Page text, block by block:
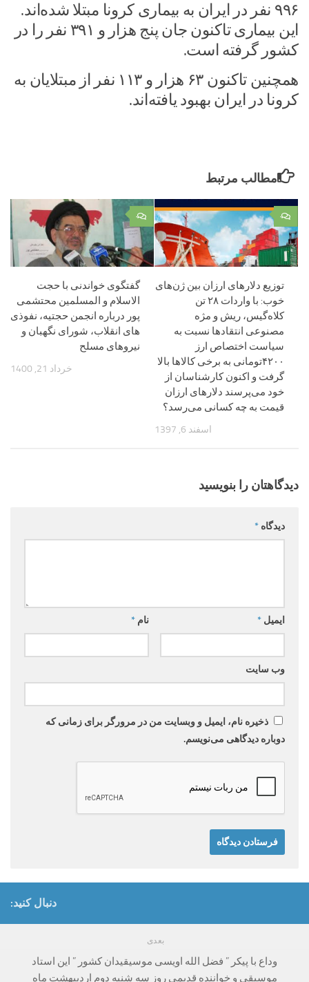
۹۹۶ نفر در ایران به بیماری کرونا مبتلا شده‌اند.
این بیماری تاکنون جان پنج هزار و ۳۹۱ نفر را در
کشور گرفته است.
همچنین تاکنون ۶۳ هزار و ۱۱۳ نفر از مبتلایان به
کرونا در ایران بهبود یافته‌اند.
مطالب مرتبط
۰
گفتگوی خواندنی با حجت
الاسلام و المسلمین محتشمی
پور درباره انجمن حجتیه، نفوذی
های انقلاب، شورای نگهبان و
نیروهای مسلح
خرداد 21, 1400
۰
توزیع دلارهای ارزان بین ژن‌های
خوب: با واردات ۲۸ تن
کلاه‌گیس، ریش و مژه
مصنوعی انتقاد‌ها نسبت به
سیاست اختصاص ارز
۴۲۰۰تومانی به برخی کالاها بالا
گرفت و اکنون کارشناسان از
خود می‌پرسند دلار‌های ارزان
قیمت به چه کسانی می‌رسد؟
اسفند 6, 1397
دیدگاهتان را بنویسید
دیدگاه *
نام * ایمیل *
وب‌ سایت
ذخیره نام، ایمیل و وبسایت من در مرورگر برای زمانی که
دوباره دیدگاهی می‌نویسم.
دنبال کنید:
بعدی
وداع با پیکر ” فضل الله اویسی موسیقیدان کشور ” این استاد
موسیقی و خواننده قدیمی روز سه شنبه دوم اردیبهشت ماه